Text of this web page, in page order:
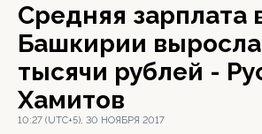
Средняя зарплата
Башкирии
тысячи рублей -
Хамитов
10:27 (UTC+5), 30 НОЯБРЯ 2017